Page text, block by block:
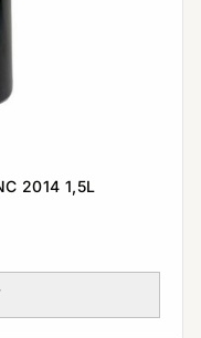
2014 1,5L